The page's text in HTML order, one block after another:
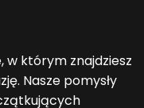
w którym znajdziesz
Nasze pomysły